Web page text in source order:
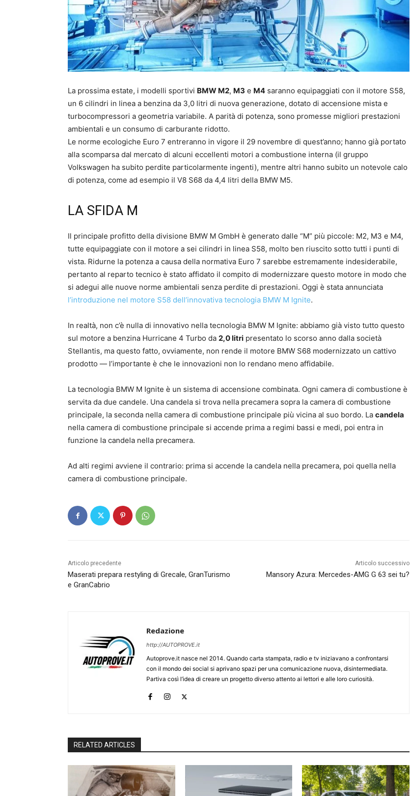
La prossima estate, i modelli sportivi BMW M2, M3 e M4 saranno equipaggiati con il motore S58,
un 6 cilindri in linea a benzina da 3,0 litri di nuova generazione, dotato di accensione mista e
turbocompressori a geometria variabile. A parità di potenza, sono promesse migliori prestazioni
ambientali e un consumo di carburante ridotto.
Le norme ecologiche Euro 7 entreranno in vigore il 29 novembre di quest’anno; hanno già portato
alla scomparsa dal mercato di alcuni eccellenti motori a combustione interna (il gruppo
Volkswagen ha subito perdite particolarmente ingenti), mentre altri hanno subito un notevole calo
di potenza, come ad esempio il V8 S68 da 4,4 litri della BMW M5.
LA SFIDA M
Il principale profitto della divisione BMW M GmbH è generato dalle “M” più piccole: M2, M3 e M4,
tutte equipaggiate con il motore a sei cilindri in linea S58, molto ben riuscito sotto tutti i punti di
vista. Ridurne la potenza a causa della normativa Euro 7 sarebbe estremamente indesiderabile,
pertanto al reparto tecnico è stato affidato il compito di modernizzare questo motore in modo che
si adegui alle nuove norme ambientali senza perdite di prestazioni. Oggi è stata annunciata
l’introduzione nel motore S58 dell’innovativa tecnologia BMW M Ignite.
In realtà, non c’è nulla di innovativo nella tecnologia BMW M Ignite: abbiamo già visto tutto questo
sul motore a benzina Hurricane 4 Turbo da 2,0 litri presentato lo scorso anno dalla società
Stellantis, ma questo fatto, ovviamente, non rende il motore BMW S68 modernizzato un cattivo
prodotto — l’importante è che le innovazioni non lo rendano meno affidabile.
La tecnologia BMW M Ignite è un sistema di accensione combinata. Ogni camera di combustione è
servita da due candele. Una candela si trova nella precamera sopra la camera di combustione
principale, la seconda nella camera di combustione principale più vicina al suo bordo. La candela
nella camera di combustione principale si accende prima a regimi bassi e medi, poi entra in
funzione la candela nella precamera.
Ad alti regimi avviene il contrario: prima si accende la candela nella precamera, poi quella nella
camera di combustione principale.
Articolo precedente
Maserati prepara restyling di Grecale, GranTurismo
e GranCabrio
Articolo successivo
Mansory Azura: Mercedes-AMG G 63 sei tu?
Redazione
http://AUTOPROVE.it
Autoprove.it nasce nel 2014. Quando carta stampata, radio e tv iniziavano a confrontarsi
con il mondo dei social si aprivano spazi per una comunicazione nuova, disintermediata.
Partiva così l’idea di creare un progetto diverso attento ai lettori e alle loro curiosità.
RELATED ARTICLES